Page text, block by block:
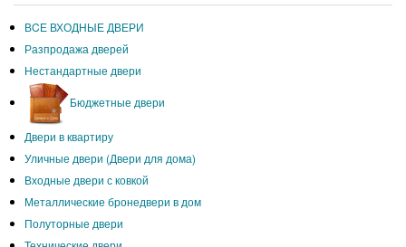
ВCЕ ВХОДНЫЕ ДВЕРИ
Разпродажа дверей
Нестандартные двери
Бюджетные двери
Двери в квартиру
Уличные двери (Двери для дома)
Входные двери с ковкой
Металлические бронедвери в дом
Полуторные двери